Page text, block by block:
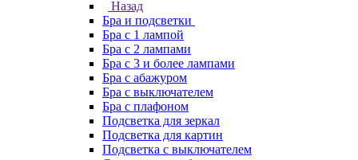
Назад
Бра и подсветки
Бра с 1 лампой
Бра с 2 лампами
Бра с 3 и более лампами
Бра с абажуром
Бра с выключателем
Бра с плафоном
Подсветка для зеркал
Подсветка для картин
Подсветка с выключателем